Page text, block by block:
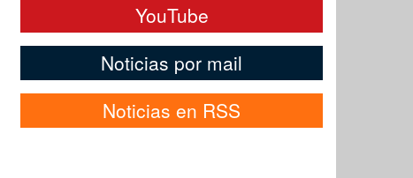
YouTube
Noticias por mail
Noticias en RSS